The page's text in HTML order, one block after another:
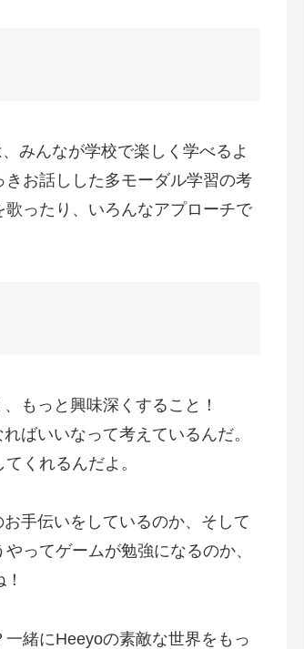
みんなが学校で楽しく学べるよ
お話しした多モーダル学習の考
ったり、いろんなアプローチで
もっと興味深くすること！
ばいいなって考えているんだ。
くれるんだよ。
手伝いをしているのか、そして
ってゲームが勉強になるのか、
緒にHeeyoの素敵な世界をもっ